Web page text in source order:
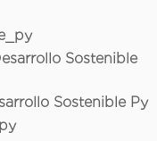
Sostenible
Sostenible Py